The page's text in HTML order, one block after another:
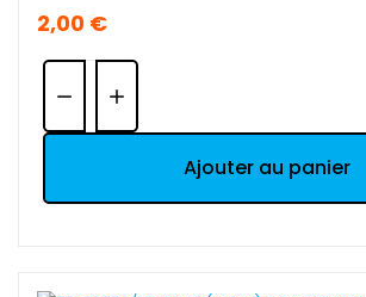
2,00 €
Quantité:
Ajouter au panier